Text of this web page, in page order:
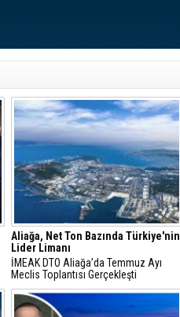
Aliağa, Net Ton Bazında Türkiye'nin
Lider Limanı
İMEAK DTO Aliağa’da Temmuz Ayı
Meclis Toplantısı Gerçekleşti